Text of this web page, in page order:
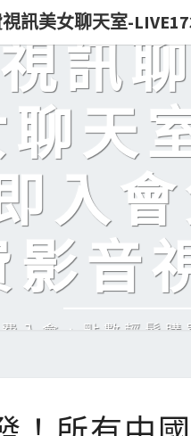
訊美女聊天室-
訊
聊天
入
影音
會，點數輕鬆購